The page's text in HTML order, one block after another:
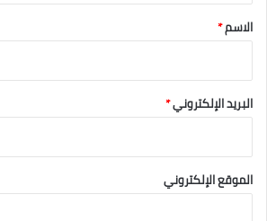
*
الاسم*
البريد الإلكتروني*
الموقع الإلكتروني